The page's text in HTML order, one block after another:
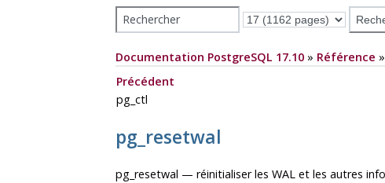
Documentation PostgreSQL 17.10 » Référence »
Précédent
pg_ctl
pg_resetwal
pg_resetwal — réinitialiser les WAL et les autres